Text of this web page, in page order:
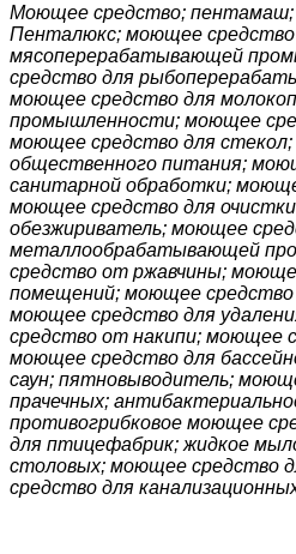
Моющее средство;
Пенталюкс; моющее средство
мясоперерабатывающей
средство для
моющее средство для
промышленности; моющее
моющее средство для
общественного питания;
санитарной обработки;
моющее средство для
обезжириватель; моющее
металлообрабатывающей
средство от ржавчины;
помещений; моющее средство
моющее средство для
средство от накипи; моющее
моющее средство для
саун; пятновыводитель;
прачечных;
противогрибковое моющее
для птицефабрик; жидкое
столовых; моющее средство
средство для